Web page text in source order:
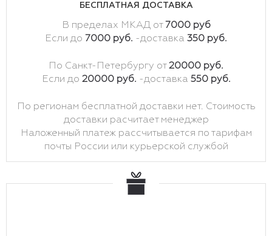
БЕСПЛАТНАЯ ДОСТАВКА
В пределах МКАД от 7000 руб
Если до 7000 руб. -доставка 350 руб.
По Санкт-Петербургу от20000 руб.
Если до 20000 руб. -доставка 550 руб.
По регионам бесплатной доставки нет. Стоимость
доставки расчитает менеджер
Наложенный платеж рассчитывается по тарифам
почты России или курьерской службой